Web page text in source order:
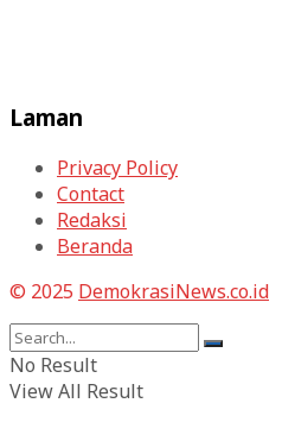
Laman
Privacy Policy
Contact
Redaksi
Beranda
© 2025 DemokrasiNews.co.id
No Result
View All Result